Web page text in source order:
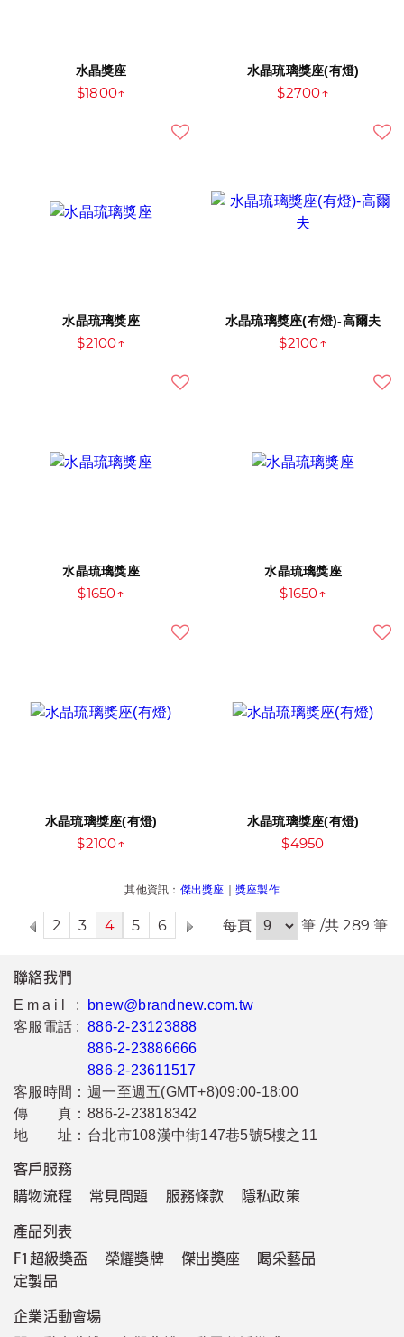
水晶獎座
$1800↑
水晶琉璃獎座(有燈)
$2700↑
水晶琉璃獎座
$2100↑
水晶琉璃獎座(有燈)-高爾夫
$2100↑
水晶琉璃獎座
$1650↑
水晶琉璃獎座
$1650↑
水晶琉璃獎座(有燈)
$2100↑
水晶琉璃獎座(有燈)
$4950
其他資訊： 傑出獎座 獎座製作
2 3 4 5 6 每頁 筆 /共 289 筆
聯絡我們
Email :
bnew@brandnew.com.tw
客服電話 : 886-2-23123888
886-2-23886666
886-2-23611517
客服時間： 週一至週五(GMT+8)09:00-18:00
傳 真： 886-2-23818342
地 址： 台北市108漢中街147巷5號5樓之11
客戶服務
購物流程
常見問題 服務條款 隱私政策
產品列表
F1超級獎盃
榮耀獎牌 傑出獎座
喝采藝品
定製品
企業活動會場